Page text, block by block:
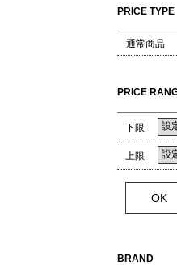
PRICE TYPE
通常商品
PRICE
下限
上限
BRAND